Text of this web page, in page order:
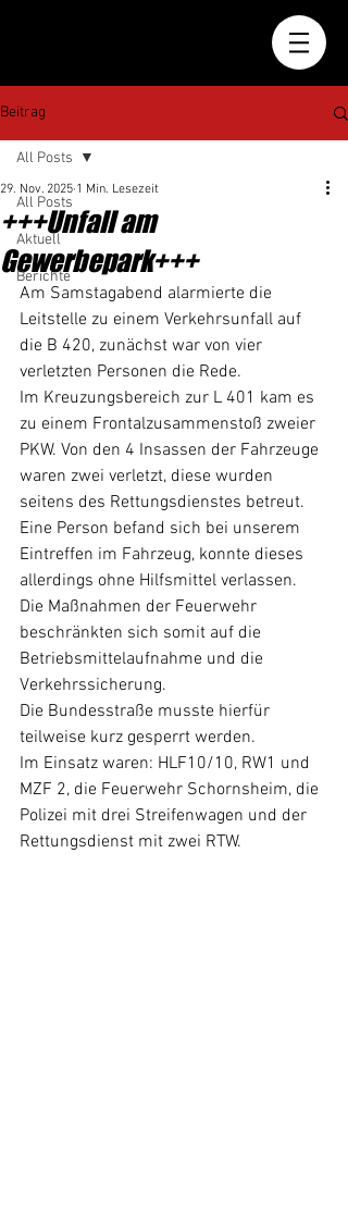
Beitrag
All Posts
Aktuell
Berichte
All Posts
+++Unfall am
Gewerbepark+++
29. Nov. 2025 1 Min. Lesezeit
Am Samstagabend alarmierte die
Leitstelle zu einem Verkehrsunfall auf
die B 420, zunächst war von vier
verletzten Personen die Rede.
Im Kreuzungsbereich zur L 401 kam es
zu einem Frontalzusammenstoß zweier
PKW. Von den 4 Insassen der Fahrzeuge
waren zwei verletzt, diese wurden
seitens des Rettungsdienstes betreut.
Eine Person befand sich bei unserem
Eintreffen im Fahrzeug, konnte dieses
allerdings ohne Hilfsmittel verlassen.
Die Maßnahmen der Feuerwehr
beschränkten sich somit auf die
Betriebsmittelaufnahme und die
Verkehrssicherung.
Die Bundesstraße musste hierfür
teilweise kurz gesperrt werden.
Im Einsatz waren: HLF10/10, RW1 und
MZF 2, die Feuerwehr Schornsheim, die
Polizei mit drei Streifenwagen und der
Rettungsdienst mit zwei RTW.